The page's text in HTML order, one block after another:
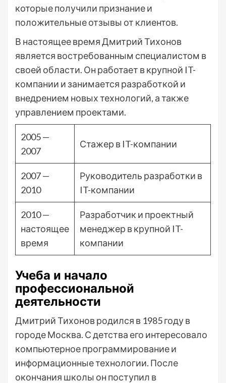
которые получили признание и
положительные отзывы от клиентов.
В настоящее время Дмитрий Тихонов
является востребованным специалистом в
своей области. Он работает в крупной IT-
компании и занимается разработкой и
внедрением новых технологий, а также
управлением проектами.
2005 —
2007
Стажер в IT-компании
2007 —
2010
Руководитель разработки в
IT-компании
2010 —
настоящее
время
Разработчик и проектный
менеджер в крупной IT-
компании
Учеба и начало
профессиональной
деятельности
Дмитрий Тихонов родился в 1985 году в
городе Москва. С детства его интересовало
компьютерное программирование и
информационные технологии. После
окончания школы он поступил в